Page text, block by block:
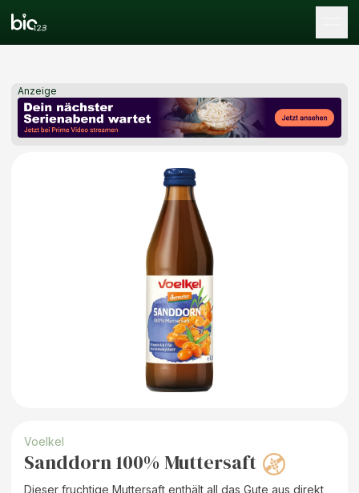
Anzeige
Voelkel
Sanddorn 100% Muttersaft
Dieser fruchtige Muttersaft enthält all das Gute aus direkt